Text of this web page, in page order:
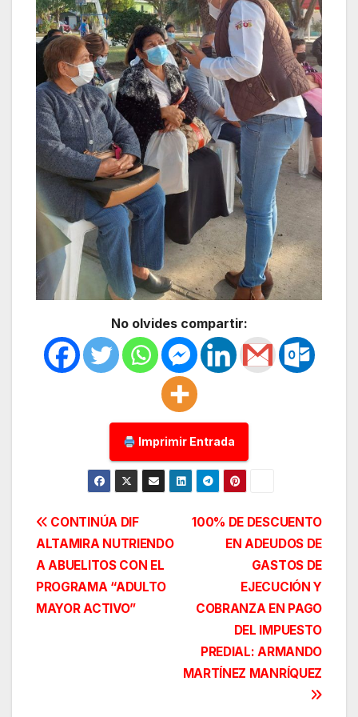
No olvides compartir:
Imprimir Entrada
Navegación
de
entradas
100% DE DESCUENTO
EN ADEUDOS DE
GASTOS DE
EJECUCIÓN Y
COBRANZA EN PAGO
DEL IMPUESTO
PREDIAL: ARMANDO
MARTÍNEZ MANRÍQUEZ
CONTINÚA DIF
ALTAMIRA NUTRIENDO
A ABUELITOS CON EL
PROGRAMA “ADULTO
MAYOR ACTIVO”